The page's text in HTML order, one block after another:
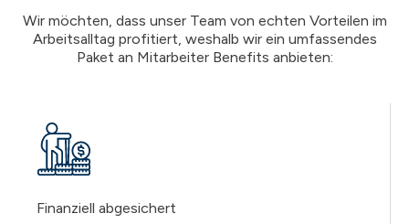
Wir möchten, dass unser Team von echten Vorteilen im
Arbeitsalltag profitiert, weshalb wir ein umfassendes
Paket an Mitarbeiter Benefits anbieten:
Finanziell abgesichert